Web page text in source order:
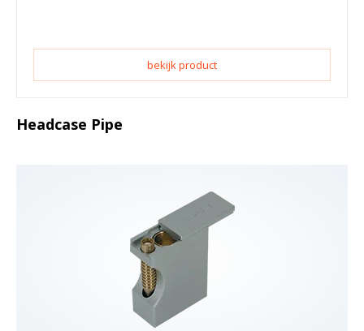
bekijk product
Headcase Pipe